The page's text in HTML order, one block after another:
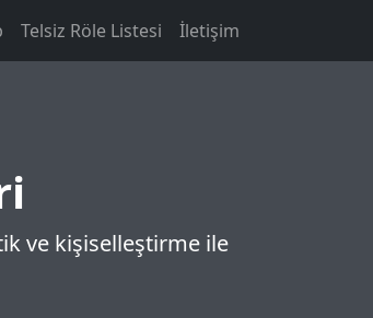
Telsiz Röle Listesi İletişim
ve kişiselleştirme ile